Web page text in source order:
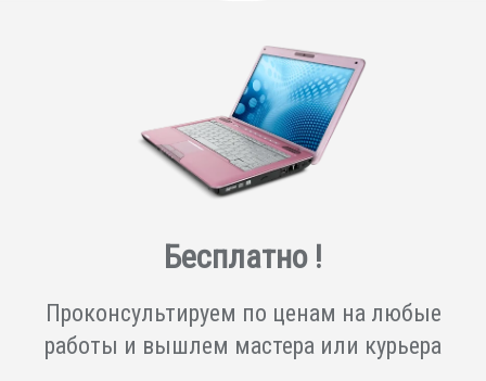
Бесплатно !
Проконсультируем по ценам на любые
работы и вышлем мастера или курьера